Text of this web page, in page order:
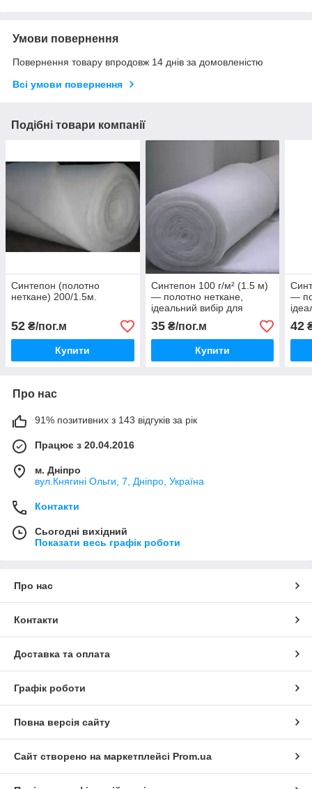
Умови повернення
Повернення товару впродовж 14 днів за домовленістю
Всі умови повернення
Подібні товари компанії
Синтепон (полотно
неткане) 200/1.5м.
52 ₴/пог.м
Купити
Синтепон 100 г/м² (1.5 м)
— полотно неткане,
ідеальний вибір для
десезонних куток, вітровок
та легких жилетів.
35₴/пог.м
Купити
—
та
42
Про нас
91% позитивних з 143 відгуків за рік
Працює з 20.04.2016
м. Дніпро
вул.Княгині Ольги, 7, Дніпро, Україна
Контакти
Сьогодні вихідний
Показати весь графік роботи
Про нас
Контакти
Доставка та оплата
Графік роботи
Повна версія сайту
Сайт створено на маркетплейсі Prom.ua